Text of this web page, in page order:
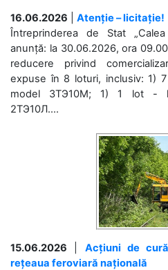
16.06.2026
Atenție – licitație!
Întreprinderea de Stat
anunță: la 30.06.2026, ora
reducere privind
expuse în 8 loturi, inclusiv: 1)
model 3ТЭ10М; 1) 1 lot -
2ТЭ10Л....
15.06.2026
Acțiuni de
rețeaua feroviară națională